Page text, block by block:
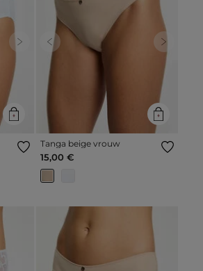
Next Previous Next
Tanga beige vrouw
15,00 €